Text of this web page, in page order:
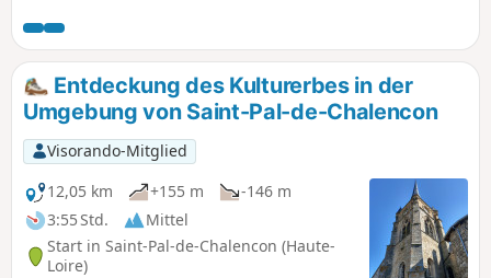
Entdeckung des Kulturerbes in der
Umgebung von Saint-Pal-de-Chalencon
Visorando-Mitglied
12,05 km
+155 m
-146 m
3:55 Std.
Mittel
Start in Saint-Pal-de-Chalencon (Haute-
Loire)